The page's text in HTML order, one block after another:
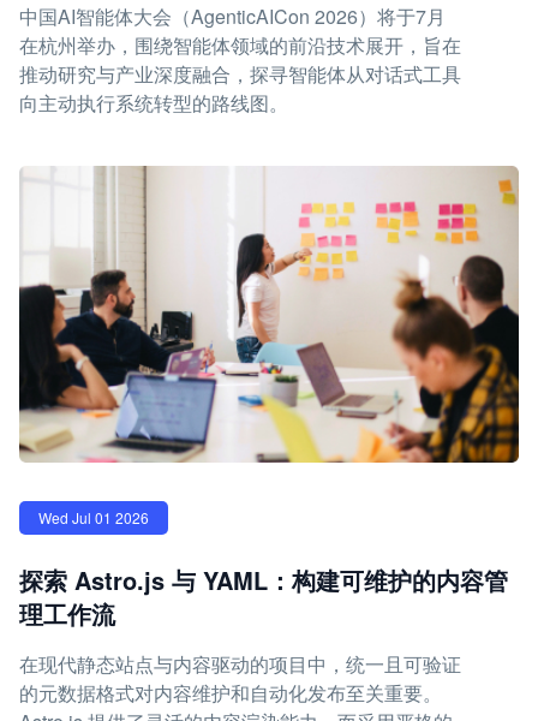
中国AI智能体大会（AgenticAICon 2026）将于7月
在杭州举办，围绕智能体领域的前沿技术展开，旨在
推动研究与产业深度融合，探寻智能体从对话式工具
向主动执行系统转型的路线图。
Wed Jul 01 2026
探索 Astro.js 与 YAML：构建可维护的内容管
理工作流
在现代静态站点与内容驱动的项目中，统一且可验证
的元数据格式对内容维护和自动化发布至关重要。